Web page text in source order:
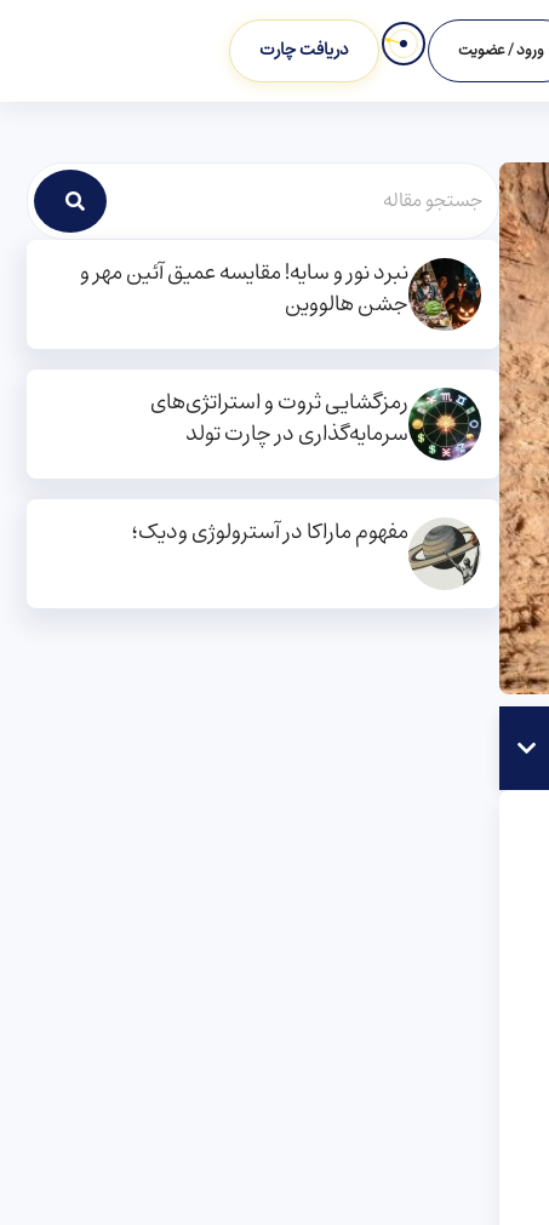
ورود / عضویت دریافت چارت
نبرد نور و سایه! مقایسه عمیق آئین مهر و
جشن هالووین
رمزگشایی ثروت و استراتژی‌های
سرمایه‌گذاری در چارت تولد
مفهوم ماراکا در آسترولوژی ودیک؛